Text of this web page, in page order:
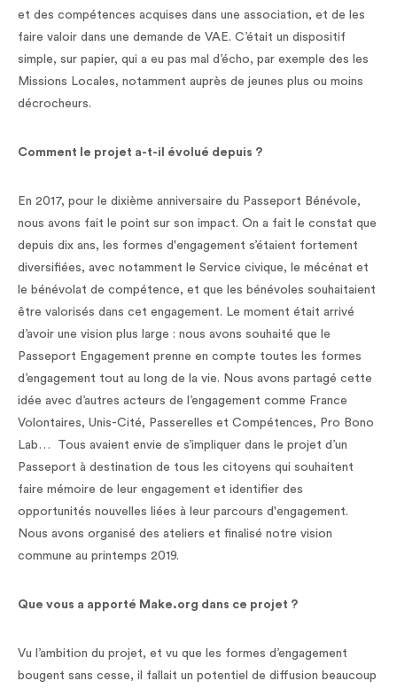
et des compétences acquises dans une association, et de les
faire valoir dans une demande de VAE. C’était un dispositif
simple, sur papier, qui a eu pas mal d’écho, par exemple des les
Missions Locales, notamment auprès de jeunes plus ou moins
décrocheurs.
Comment le projet a-t-il évolué depuis ?
En 2017, pour le dixième anniversaire du Passeport Bénévole,
nous avons fait le point sur son impact. On a fait le constat que
depuis dix ans, les formes d'engagement s’étaient fortement
diversifiées, avec notamment le Service civique, le mécénat et
le bénévolat de compétence, et que les bénévoles souhaitaient
être valorisés dans cet engagement. Le moment était arrivé
d’avoir une vision plus large : nous avons souhaité que le
Passeport Engagement prenne en compte toutes les formes
d’engagement tout au long de la vie. Nous avons partagé cette
idée avec d’autres acteurs de l’engagement comme France
Volontaires, Unis-Cité, Passerelles et Compétences, Pro Bono
Lab… Tous avaient envie de s’impliquer dans le projet d’un
Passeport à destination de tous les citoyens qui souhaitent
faire mémoire de leur engagement et identifier des
opportunités nouvelles liées à leur parcours d'engagement.
Nous avons organisé des ateliers et finalisé notre vision
commune au printemps 2019.
Que vous a apporté Make.org dans ce projet ?
Vu l’ambition du projet, et vu que les formes d’engagement
bougent sans cesse, il fallait un potentiel de diffusion beaucoup